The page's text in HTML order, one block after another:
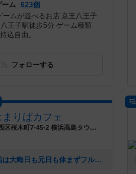
ーム 623個
ームが遊べるお店 京王八王子
王子駅徒歩5分 ゲーム種類
込自由。
フォローする
まりばカフェ
神奈川県横浜市西区桜木町7-45-2 横浜高島タウンハイツ2階
[NEW] 年末年始は大晦日も元日も休まずフル営業（2024年12月29日 20時19分）